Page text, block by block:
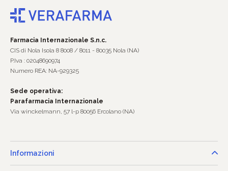
Farmacia Internazionale S.n.c.
CIS di Nola Isola 8 8008 / 8011 - 80035 Nola (NA)
P.Iva : 02048690974
Numero REA: NA-929325
Sede operativa:
Parafarmacia Internazionale
Via winckelmann, 57 l-p 80056 Ercolano (NA)
Informazioni